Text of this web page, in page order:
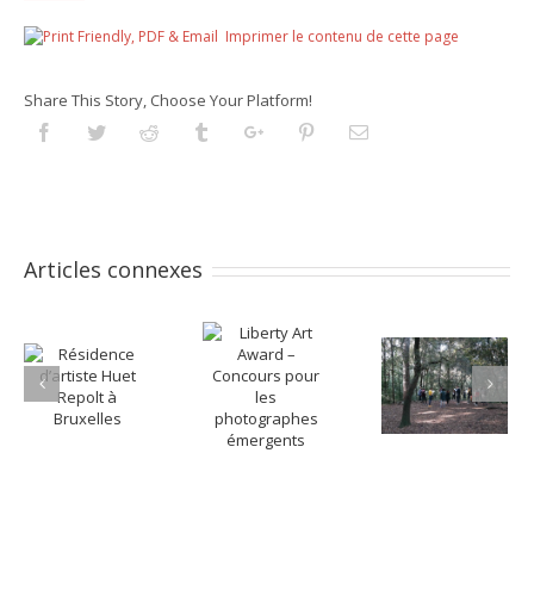
Imprimer le contenu de cette page
Share This Story, Choose Your Platform!
FacebookTwitterReddit TumblrGoogleplusPinterestEmail
Articles connexes